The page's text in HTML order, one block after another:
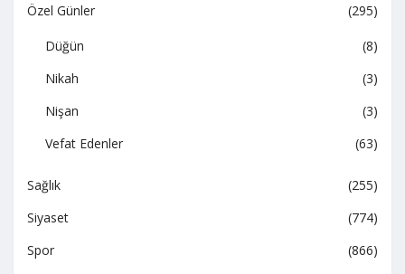
Özel Günler
(295)
Düğün
(8)
Nikah
(3)
Nişan
(3)
Vefat Edenler
(63)
Sağlık
(255)
Siyaset
(774)
Spor
(866)